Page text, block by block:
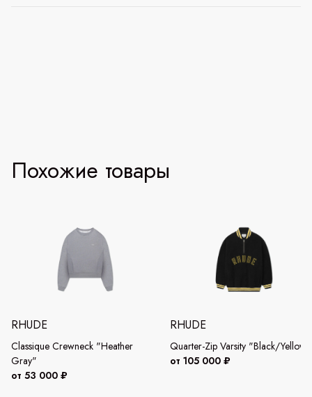
Похожие товары
RHUDE
Classique Crewneck "Heather
Gray"
от 53 000 ₽
RHUDE
Quarter-Zip Varsity "Black/Yellow"
от 105 000 ₽